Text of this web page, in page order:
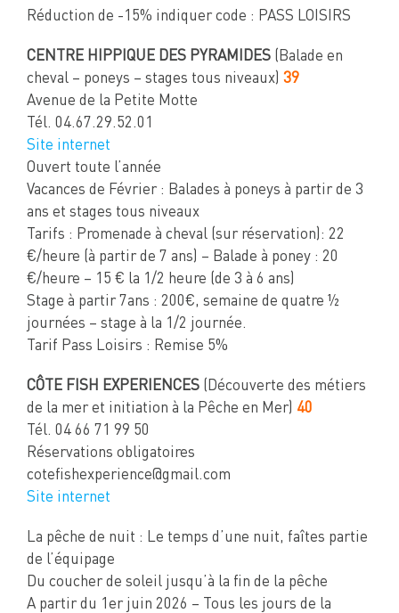
Réduction de -15% indiquer code : PASS LOISIRS
CENTRE HIPPIQUE DES PYRAMIDES (Balade en
cheval – poneys – stages tous niveaux) 39
Avenue de la Petite Motte
Tél. 04.67.29.52.01
Site internet
Ouvert toute l’année
Vacances de Février : Balades à poneys à partir de 3
ans et stages tous niveaux
Tarifs : Promenade à cheval (sur réservation): 22
€/heure (à partir de 7 ans) – Balade à poney : 20
€/heure – 15 € la 1/2 heure (de 3 à 6 ans)
Stage à partir 7ans : 200€, semaine de quatre ½
journées – stage à la 1/2 journée.
Tarif Pass Loisirs : Remise 5%
CÔTE FISH EXPERIENCES (Découverte des métiers
de la mer et initiation à la Pêche en Mer) 40
Tél. 04 66 71 99 50
Réservations obligatoires
cotefishexperience@gmail.com
Site internet
La pêche de nuit : Le temps d’une nuit, faîtes partie
de l’équipage
Du coucher de soleil jusqu’à la fin de la pêche
A partir du 1er juin 2026 – Tous les jours de la